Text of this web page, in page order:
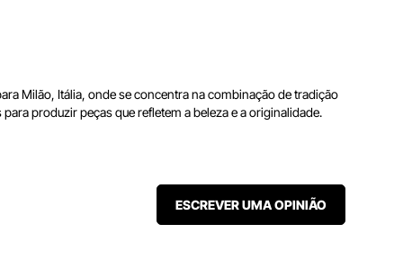
Milão, Itália, onde se concentra na combinação de tradição
produzir peças que refletem a beleza e a originalidade.
ESCREVER UMA OPINIÃO